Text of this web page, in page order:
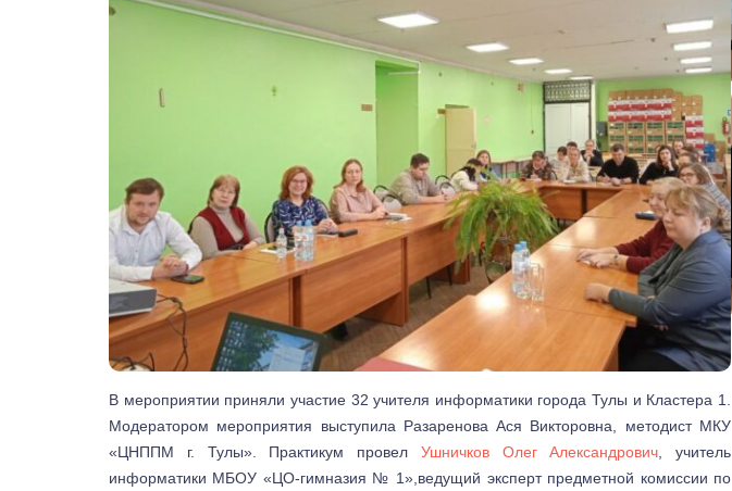
В мероприятии приняли участие 32 учителя информатики города Тулы и Кластера 1.
Модератором мероприятия выступила Разаренова Ася Викторовна, методист МКУ
«ЦНППМ г. Тулы». Практикум провел Ушничков Олег Александрович, учитель
информатики МБОУ «ЦО-гимназия № 1»,ведущий эксперт предметной комиссии по